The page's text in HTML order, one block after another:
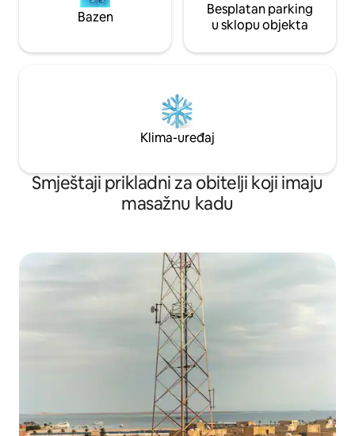
Bazen
Besplatan parking
u sklopu objekta
Klima-uređaj
Smještaji prikladni za obitelji koji imaju
masažnu kadu